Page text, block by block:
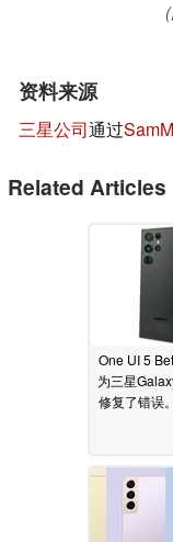
资料来源
三星公司通过
Related Articles
One UI 5
为三星
修复了错误。